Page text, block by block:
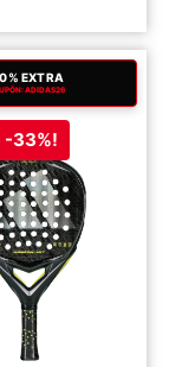
EXTRA
ADIDAS26
-33%!